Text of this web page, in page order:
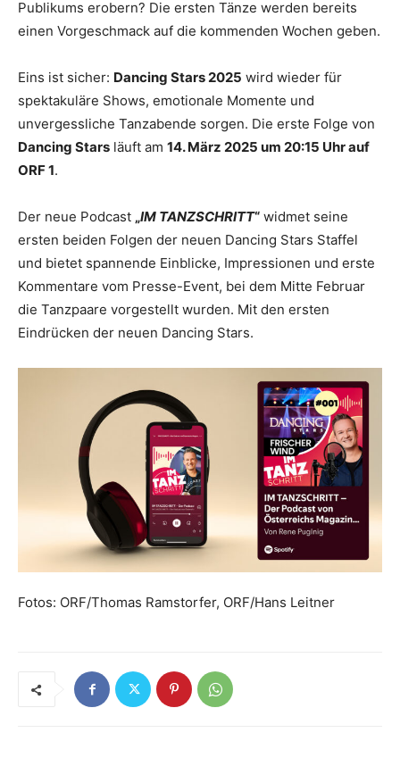
Publikums erobern? Die ersten Tänze werden bereits
einen Vorgeschmack auf die kommenden Wochen geben.
Eins ist sicher: Dancing Stars 2025 wird wieder für
spektakuläre Shows, emotionale Momente und
unvergessliche Tanzabende sorgen. Die erste Folge von
Dancing Stars läuft am 14. März 2025 um 20:15 Uhr auf
ORF 1.
Der neue Podcast „IM TANZSCHRITT“ widmet seine
ersten beiden Folgen der neuen Dancing Stars Staffel
und bietet spannende Einblicke, Impressionen und erste
Kommentare vom Presse-Event, bei dem Mitte Februar
die Tanzpaare vorgestellt wurden. Mit den ersten
Eindrücken der neuen Dancing Stars.
Fotos: ORF/Thomas Ramstorfer, ORF/Hans Leitner